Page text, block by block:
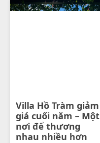
Villa Hồ Tràm giảm
giá cuối năm – Một
nơi để thương
nhau nhiều hơn